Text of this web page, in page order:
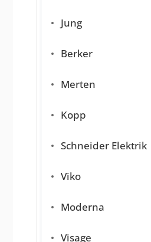
Jung
Berker
Merten
Kopp
Schneider Elektrik
Viko
Moderna
Visage